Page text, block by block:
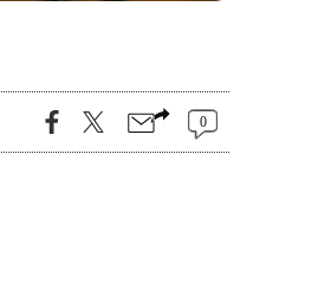
0